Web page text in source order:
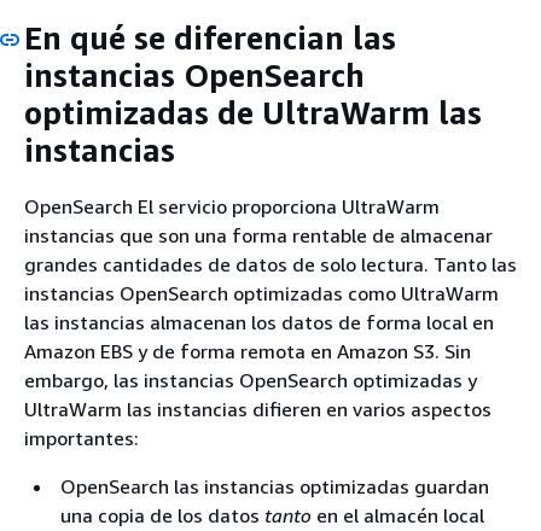
En qué se diferencian las
instancias OpenSearch
optimizadas de UltraWarm las
instancias
OpenSearch El servicio proporciona UltraWarm
instancias que son una forma rentable de almacenar
grandes cantidades de datos de solo lectura. Tanto las
instancias OpenSearch optimizadas como UltraWarm
las instancias almacenan los datos de forma local en
Amazon EBS y de forma remota en Amazon S3. Sin
embargo, las instancias OpenSearch optimizadas y
UltraWarm las instancias difieren en varios aspectos
importantes:
OpenSearch las instancias optimizadas guardan
una copia de los datos tanto en el almacén local